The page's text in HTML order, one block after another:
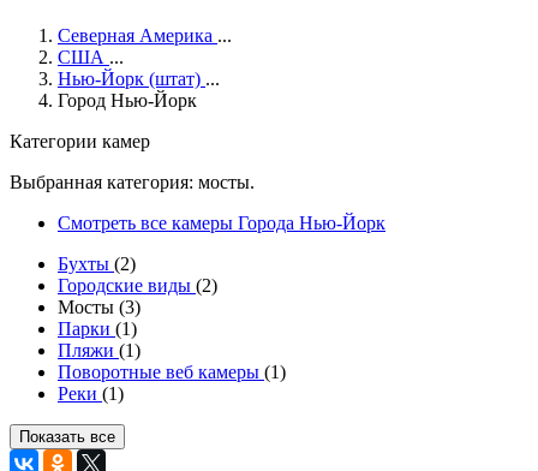
Северная Америка ...
США ...
Нью-Йорк (штат) ...
Город Нью-Йорк
Категории камер
Выбранная категория: мосты.
Смотреть все камеры Города Нью-Йорк
Бухты (2)
Городские виды (2)
Мосты (3)
Парки (1)
Пляжи (1)
Поворотные веб камеры (1)
Реки (1)
Показать все